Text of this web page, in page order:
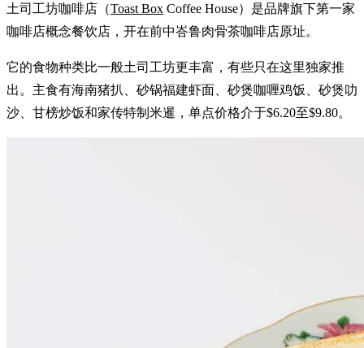
土司工坊咖啡店（Toast Box Coffee House）是品牌旗下第一家
咖啡店概念餐饮店，开在前中峇鲁肉骨茶咖啡店原址。
它的食物种类比一般土司工坊更丰富，有些只在这里独家推
出。主食有海南猪扒、砂锅福建虾面、砂煲咖喱鸡饭、砂煲叻
沙、甘榜炒饭和家传特制米暹，单点价格介于$6.20至$9.80。